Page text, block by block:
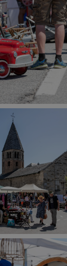
Troc et
Exposants
Visiteurs